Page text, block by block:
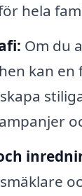
hela
Om du
kan